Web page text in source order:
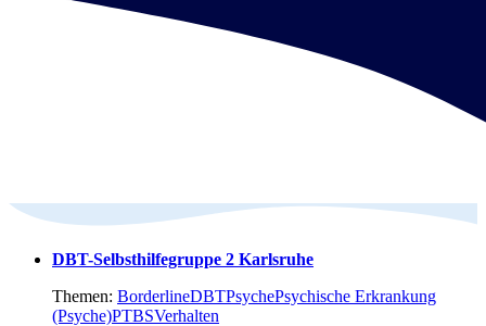
DBT-Selbsthilfegruppe 2 Karlsruhe
Themen: BorderlineDBTPsychePsychische Erkrankung
(Psyche)PTBSVerhalten